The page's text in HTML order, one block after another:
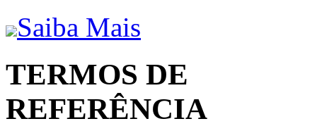
Saiba Mais
TERMOS DE
REFERÊNCIA